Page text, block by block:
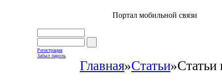
Портал мобильной связи
Регистрация
Забыл пароль
Главная»Статьи»Статьи